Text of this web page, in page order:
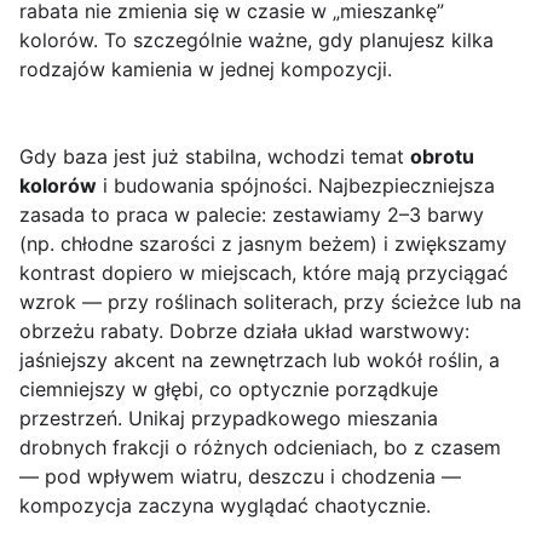
rabata nie zmienia się w czasie w „mieszankę”
kolorów. To szczególnie ważne, gdy planujesz kilka
rodzajów kamienia w jednej kompozycji.
Gdy baza jest już stabilna, wchodzi temat obrotu
kolorów i budowania spójności. Najbezpieczniejsza
zasada to praca w palecie: zestawiamy 2–3 barwy
(np. chłodne szarości z jasnym beżem) i zwiększamy
kontrast dopiero w miejscach, które mają przyciągać
wzrok — przy roślinach soliterach, przy ścieżce lub na
obrzeżu rabaty. Dobrze działa układ warstwowy:
jaśniejszy akcent na zewnętrzach lub wokół roślin, a
ciemniejszy w głębi, co optycznie porządkuje
przestrzeń. Unikaj przypadkowego mieszania
drobnych frakcji o różnych odcieniach, bo z czasem
— pod wpływem wiatru, deszczu i chodzenia —
kompozycja zaczyna wyglądać chaotycznie.